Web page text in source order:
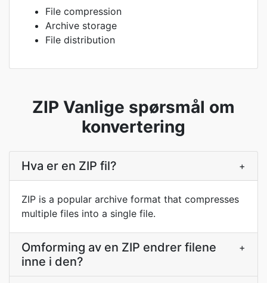
File compression
Archive storage
File distribution
ZIP Vanlige spørsmål om
konvertering
Hva er en ZIP fil? +
ZIP is a popular archive format that compresses
multiple files into a single file.
Omforming av en ZIP endrer filene
inne i den?
+